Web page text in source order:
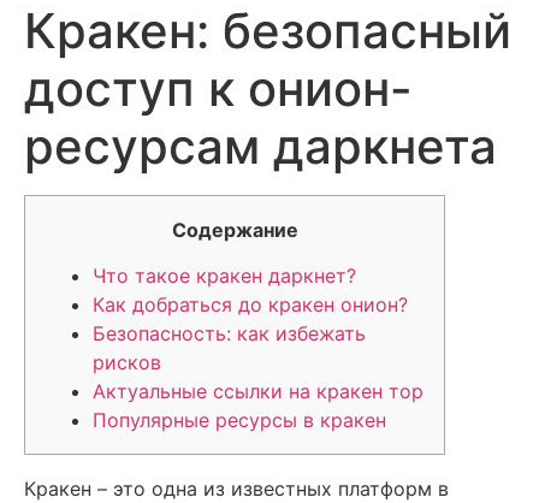
Кракен: безопасный
доступ к онион-
ресурсам даркнета
Содержание
Что такое кракен даркнет?
Как добраться до кракен онион?
Безопасность: как избежать
рисков
Актуальные ссылки на кракен тор
Популярные ресурсы в кракен
Кракен – это одна из известных платформ в